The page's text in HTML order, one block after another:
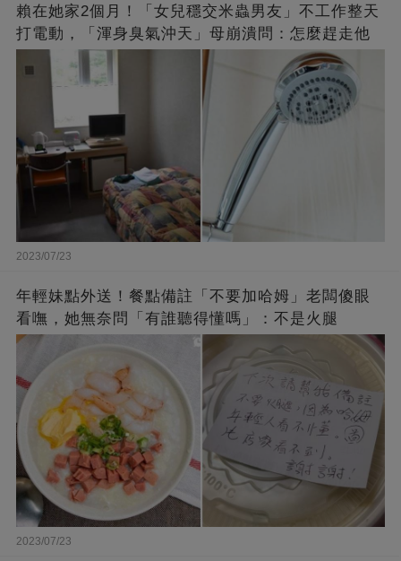
賴在她家2個月！「女兒穩交米蟲男友」不工作整天
打電動，「渾身臭氣沖天」母崩潰問：怎麼趕走他
2023/07/23
年輕妹點外送！餐點備註「不要加哈姆」老闆傻眼
看嘸，她無奈問「有誰聽得懂嗎」：不是火腿
2023/07/23